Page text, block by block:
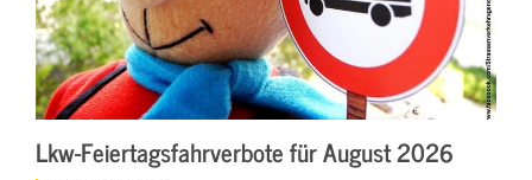
Lkw-Feiertagsfahrverbote für August 2026